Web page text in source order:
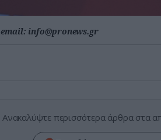
email: info@pronews.gr
Ανακαλύψτε περισσότερα άρθρα στα